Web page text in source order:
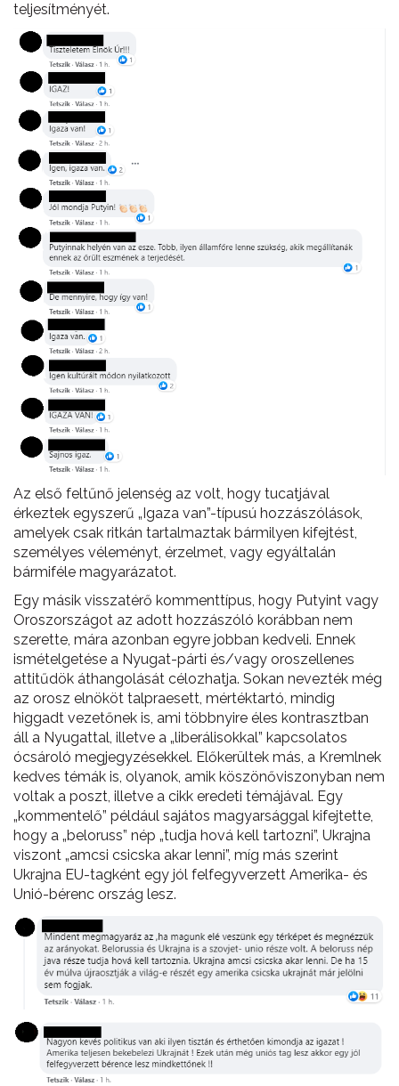
teljesítményét.
Az első feltűnő jelenség az volt, hogy tucatjával
érkeztek egyszerű „Igaza van”-típusú hozzászólások,
amelyek csak ritkán tartalmaztak bármilyen kifejtést,
személyes véleményt, érzelmet, vagy egyáltalán
bármiféle magyarázatot.
Egy másik visszatérő kommenttípus, hogy Putyint vagy
Oroszországot az adott hozzászóló korábban nem
szerette, mára azonban egyre jobban kedveli. Ennek
ismételgetése a Nyugat-párti és/vagy oroszellenes
attitűdök áthangolását célozhatja. Sokan nevezték még
az orosz elnököt talpraesett, mértéktartó, mindig
higgadt vezetőnek is, ami többnyire éles kontrasztban
áll a Nyugattal, illetve a „liberálisokkal” kapcsolatos
ócsároló megjegyzésekkel. Előkerültek más, a Kremlnek
kedves témák is, olyanok, amik köszönőviszonyban nem
voltak a poszt, illetve a cikk eredeti témájával. Egy
„kommentelő” például sajátos magyarsággal kifejtette,
hogy a „beloruss” nép „tudja hová kell tartozni”, Ukrajna
viszont „amcsi csicska akar lenni”, míg más szerint
Ukrajna EU-tagként egy jól felfegyverzett Amerika- és
Unió-bérenc ország lesz.